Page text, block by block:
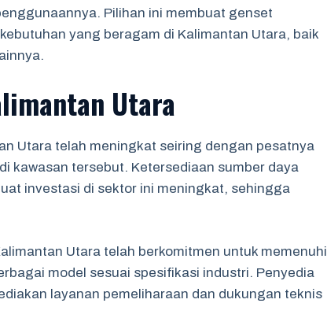
Pilihan ini membuat genset
yang beragam di Kalimantan Utara, baik
Utara
Utara telah meningkat seiring dengan pesatnya
kawasan tersebut. Ketersediaan sumber daya
investasi di sektor ini meningkat, sehingga
Utara telah berkomitmen untuk memenuhi
model sesuai spesifikasi industri. Penyedia
layanan pemeliharaan dan dukungan teknis